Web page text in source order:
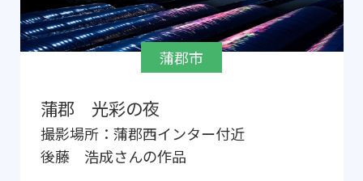
蒲郡市
蒲郡 光彩の夜
撮影場所： 蒲郡西インター付近
後藤 浩成さんの作品